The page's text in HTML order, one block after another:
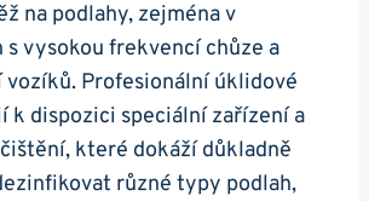
na podlahy, zejména v
s vysokou frekvencí chůze a
vozíků. Profesionální úklidové
k dispozici speciální zařízení a
které dokáží důkladně
různé typy podlah,